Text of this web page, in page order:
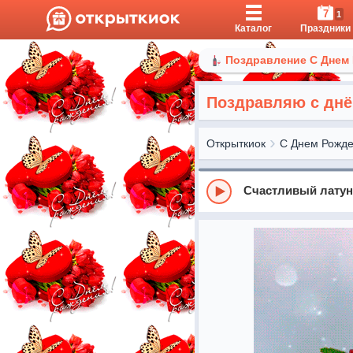
Каталог
7 1
Праздники
Поздравление С
Поздравляю с
Открыткиок С Днем
Счастливый